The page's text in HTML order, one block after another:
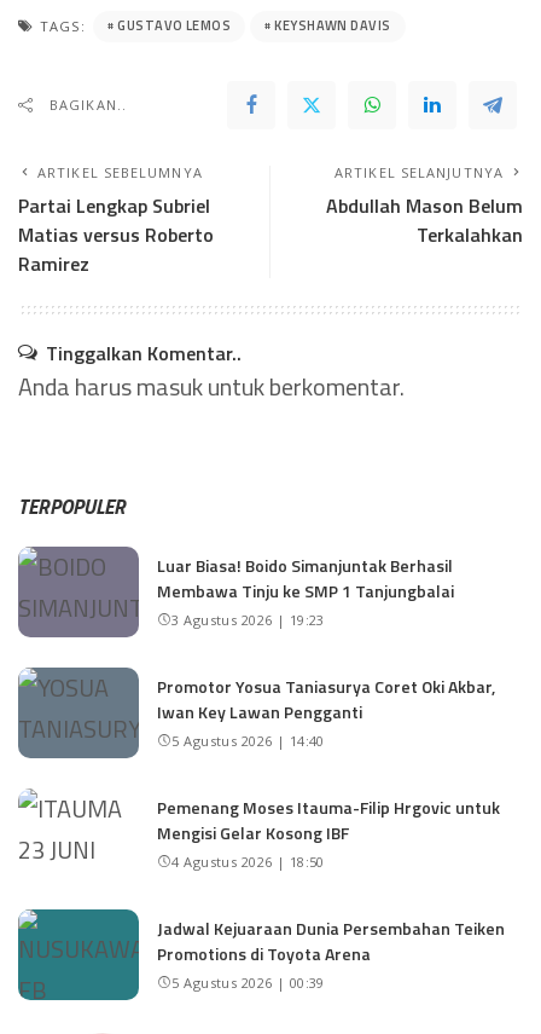
TAGS: GUSTAVO LEMOS KEYSHAWN DAVIS
BAGIKAN..
ARTIKEL SEBELUMNYA
Partai Lengkap Subriel
Matias versus Roberto
Ramirez
ARTIKEL SELANJUTNYA
Abdullah Mason Belum
Terkalahkan
Tinggalkan Komentar..
Anda harusmasukuntuk berkomentar.
TERPOPULER
Luar Biasa! Boido Simanjuntak Berhasil
Membawa Tinju ke SMP 1 Tanjungbalai
3 Agustus 2026 | 19:23
Promotor Yosua Taniasurya Coret Oki Akbar,
Iwan Key Lawan Pengganti
5 Agustus 2026 | 14:40
Pemenang Moses Itauma-Filip Hrgovic untuk
Mengisi Gelar Kosong IBF
4 Agustus 2026 | 18:50
Jadwal Kejuaraan Dunia Persembahan Teiken
Promotions di Toyota Arena
5 Agustus 2026 | 00:39